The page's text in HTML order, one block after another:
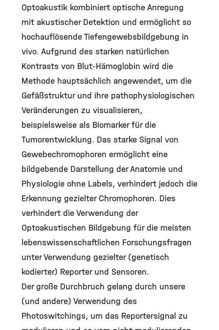
Optoakustik kombiniert optische Anregung
mit akustischer Detektion und ermöglicht so
hochauflösende Tiefengewebsbildgebung in
vivo. Aufgrund des starken natürlichen
Kontrasts von Blut-Hämoglobin wird die
Methode hauptsächlich angewendet, um die
Gefäßstruktur und ihre pathophysiologischen
Veränderungen zu visualisieren,
beispielsweise als Biomarker für die
Tumorentwicklung. Das starke Signal von
Gewebechromophoren ermöglicht eine
bildgebende Darstellung der Anatomie und
Physiologie ohne Labels, verhindert jedoch die
Erkennung gezielter Chromophoren. Dies
verhindert die Verwendung der
Optoakustischen Bildgebung für die meisten
lebenswissenschaftlichen Forschungsfragen
unter Verwendung gezielter (genetisch
kodierter) Reporter und Sensoren.
Der große Durchbruch gelang durch unsere
(und andere) Verwendung des
Photoswitchings, um das Reportersignal zu